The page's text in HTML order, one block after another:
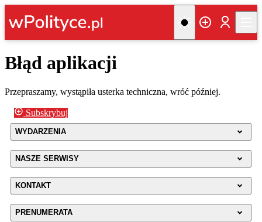
Błąd aplikacji
Przepraszamy, wystąpiła usterka techniczna, wróć później.
Subskrybuj
WYDARZENIA
NASZE SERWISY
KONTAKT
PRENUMERATA